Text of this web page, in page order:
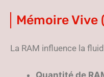
Mémoire Vive
La RAM influence la
Quantité de